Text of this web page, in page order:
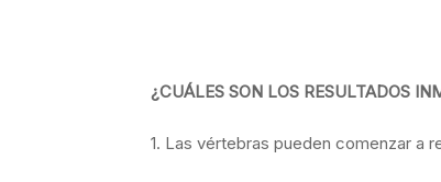
¿CUÁLES SON LOS RESULTADOS
1. Las vértebras pueden comenzar a